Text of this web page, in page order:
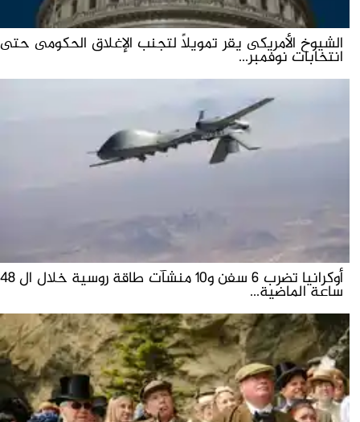
الشيوخ الأمريكى يقر تمويلاً لتجنب الإغلاق الحكومى حتى
انتخابات نوفمبر...
أوكرانيا تضرب 6 سفن و10 منشآت طاقة روسية خلال ال 48
ساعة الماضية...